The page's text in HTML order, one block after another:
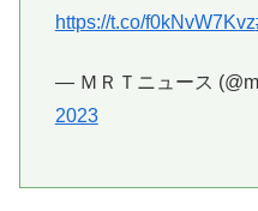
https://t.co/f0kNvW7Kvz
— ＭＲＴニュース
2023